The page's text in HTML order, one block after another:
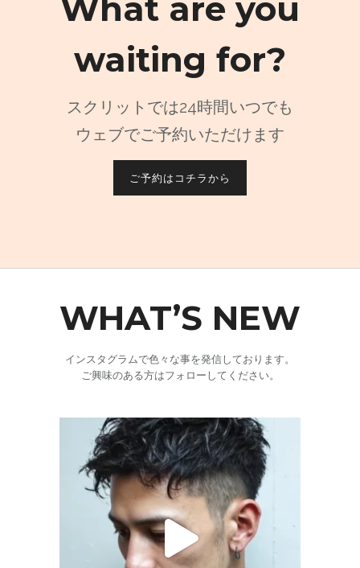
What are you
waiting for?
スクリットでは24時間いつでも
ウェブでご予約いただけます
ご予約はコチラから
WHAT’S NEW
インスタグラムで色々な事を発信しております。
ご興味のある方はフォローしてください。